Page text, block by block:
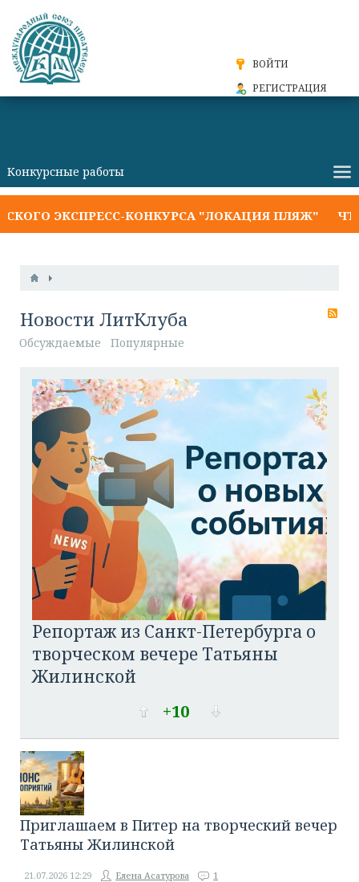
ВОЙТИ
РЕГИСТРАЦИЯ
ЭКСПРЕСС-КОНКУРСА "ЛОКАЦИЯ ПЛЯЖ"
Новости ЛитКлуба
Обсуждаемые Популярные
Репортаж из Санкт-Петербурга о
творческом вечере Татьяны
Жилинской
+10
Елена Асатурова
Приглашаем в Питер на творческий вечер
Татьяны Жилинской
21.07.2026 12:29 Елена Асатурова 1